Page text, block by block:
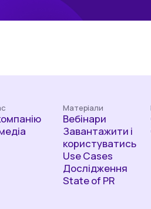
Матеріали
Вебінари
Завантажити і
користуватись
Use Cases
Дослідження
State of PR